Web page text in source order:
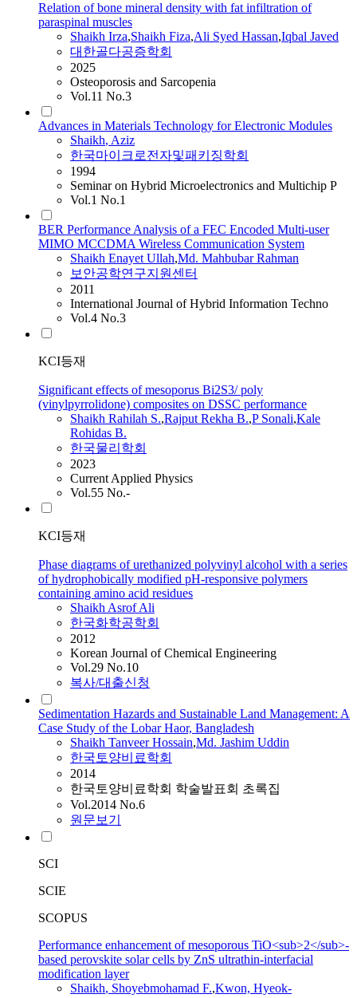
Relation of bone mineral density with fat infiltration of
paraspinal muscles
Shaikh Irza,Shaikh Fiza,Ali Syed Hassan,Iqbal Javed
대한골다공증학회
2025
Osteoporosis and Sarcopenia
Vol.11 No.3
Advances in Materials Technology for Electronic Modules
Shaikh, Aziz
한국마이크로전자및패키징학회
1994
Seminar on Hybrid Microelectronics and Multichip P
Vol.1 No.1
BER Performance Analysis of a FEC Encoded Multi-user
MIMO MCCDMA Wireless Communication System
Shaikh Enayet Ullah,Md. Mahbubar Rahman
보안공학연구지원센터
2011
International Journal of Hybrid Information Techno
Vol.4 No.3
KCI등재
Significant effects of mesoporus Bi2S3/ poly
(vinylpyrrolidone) composites on DSSC performance
Shaikh Rahilah S.,Rajput Rekha B.,P Sonali,Kale
Rohidas B.
한국물리학회
2023
Current Applied Physics
Vol.55 No.-
KCI등재
Phase diagrams of urethanized polyvinyl alcohol with a series
of hydrophobically modified pH-responsive polymers
containing amino acid residues
ShaikhAsrof Ali
한국화학공학회
2012
Korean Journal of Chemical Engineering
Vol.29 No.10
복사/대출신청
Sedimentation Hazards and Sustainable Land Management: A
Case Study of the Lobar Haor, Bangladesh
Shaikh Tanveer Hossain,Md. Jashim Uddin
한국토양비료학회
2014
한국토양비료학회 학술발표회 초록집
Vol.2014 No.6
원문보기
SCI
SCIE
SCOPUS
Performance enhancement of mesoporous TiO<sub>2</sub>-
based perovskite solar cells by ZnS ultrathin-interfacial
modification layer
Shaikh, Shoyebmohamad F.,Kwon, Hyeok-